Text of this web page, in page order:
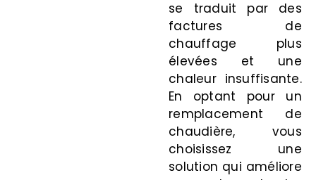
se traduit par des
factures de
chauffage plus
élevées et une
chaleur insuffisante.
En optant pour un
remplacement de
chaudière, vous
choisissez une
solution qui améliore